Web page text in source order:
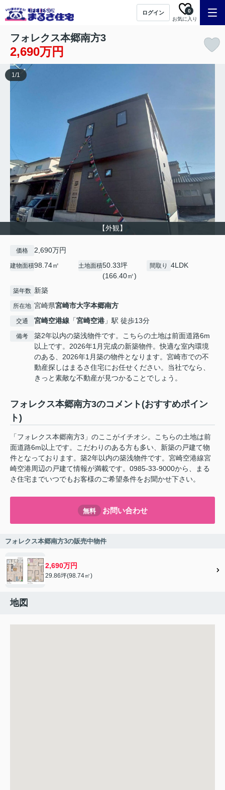
ログイン
お気に入り
0
フォレクス本郷南方3
2,690万円
【外観】
1/1
価格 2,690万円
建物面積98.74㎡ 土地面積50.33坪
(166.40㎡)
間取り 4LDK
築年数 新築
所在地 宮崎県宮崎市大字本郷南方
交通 宮崎空港線 「宮崎空港 」駅 徒歩13分
備考
築2年以内の築浅物件です。こちらの土地は前面道路6m
以上です。2026年1月完成の新築物件。快適な室内環境
のある、2026年1月築の物件となります。宮崎市での不
動産探しはまるさ住宅にお任せください。当社でなら、
きっと素敵な不動産が見つかることでしょう。
フォレクス本郷南方3のコメント(おすすめポイン
ト)
「フォレクス本郷南方3」のここがイチオシ。こちらの土地は前
面道路6m以上です。こだわりのある方も多い、新築の戸建て物
件となっております。築2年以内の築浅物件です。宮崎空港線宮
崎空港周辺の戸建て情報が満載です。0985-33-9000から、まる
さ住宅までいつでもお客様のご希望条件をお聞かせ下さい。
無料 お問い合わせ
フォレクス本郷南方3の販売中物件
2,690万円
29.86坪(98.74㎡)
地図